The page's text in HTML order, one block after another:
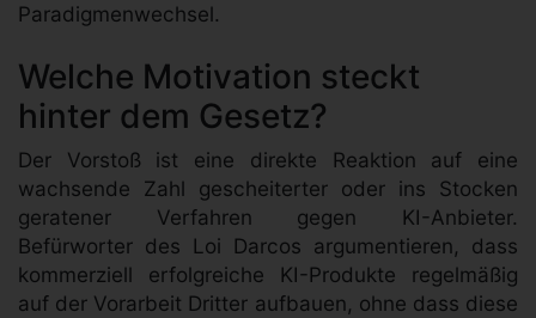
Paradigmenwechsel.
Welche Motivation steckt
hinter dem Gesetz?
Der Vorstoß ist eine direkte Reaktion auf eine
wachsende Zahl gescheiterter oder ins Stocken
geratener Verfahren gegen KI-Anbieter.
Befürworter des Loi Darcos argumentieren, dass
kommerziell erfolgreiche KI-Produkte regelmäßig
auf der Vorarbeit Dritter aufbauen, ohne dass diese